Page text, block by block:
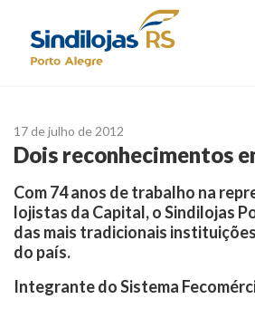
17 de julho de 2012
Dois reconhecimentos
Com 74 anos de trabalho na
lojistas da Capital, o Sindilojas
das mais tradicionais
do país.
Integrante do Sistema